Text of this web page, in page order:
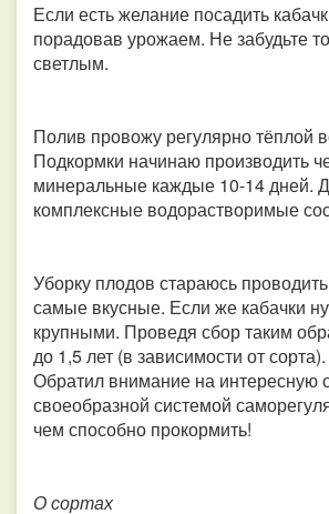
Если есть желание посадить
порадовав урожаем. Не забудьте
светлым.
Полив провожу регулярно тёплой
Подкормки начинаю производить
минеральные каждые 10-14 дней.
комплексные водорастворимые
Уборку плодов стараюсь
самые вкусные. Если же кабачки
крупными. Проведя сбор таким
до 1,5 лет (в зависимости от сорта).
Обратил внимание на интересную
своеобразной системой
чем способно прокормить!
О сортах